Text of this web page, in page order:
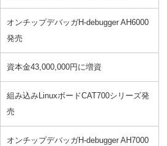
オンチップデバッガH-debugger AH6000
発売
資本金43,000,000円に増資
組み込みLinuxボードCAT700シリーズ発
売
オンチップデバッガH-debugger AH7000